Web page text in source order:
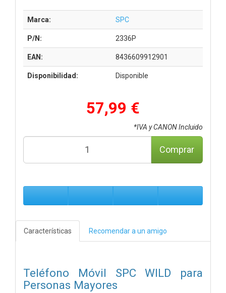
Marca: SPC
P/N: 2336P
EAN: 8436609912901
Disponibilidad: Disponible
57,99 €
*IVA y CANON Incluido
Comprar
Características Recomendar a un amigo
Teléfono Móvil SPC WILD para
Personas Mayores